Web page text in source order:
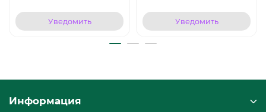
Уведомить Уведомить
Информация